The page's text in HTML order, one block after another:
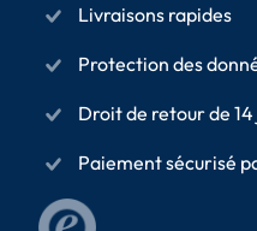
Livraisons rapides
Protection des
Droit de retour de
Paiement sécurisé